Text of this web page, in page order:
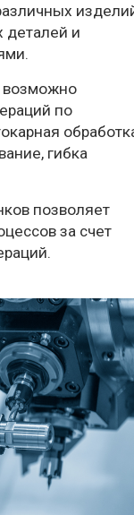
деталей и
возможно
по
гибка
позволяет
за счет